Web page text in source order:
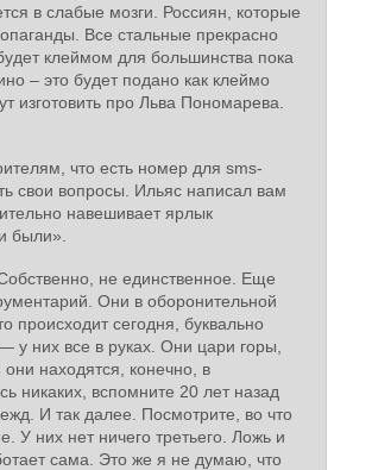
в слабые мозги. Россиян, которые
Все стальные прекрасно
клеймом для большинства пока
– это будет подано как клеймо
изготовить про Льва Пономарева.
что есть номер для sms-
свои вопросы. Ильяс написал вам
навешивает ярлык
были».
не единственное. Еще
Они в оборонительной
происходит сегодня, буквально
у них все в руках. Они цари горы,
находятся, конечно, в
никаких, вспомните 20 лет назад
И так далее. Посмотрите, во что
У них нет ничего третьего. Ложь и
сама. Это же я не думаю, что